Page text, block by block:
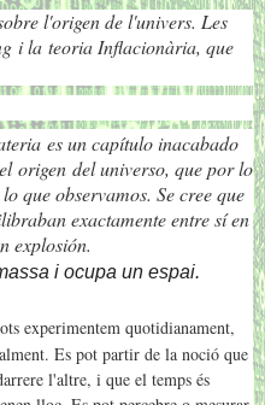
l'origen de l'univers. Les
i la teoria Inflacionària, que
es un capítulo inacabado
origen del universo, que por lo
que observamos. Se cree que
exactamente entre sí en
explosión.
i ocupa un espai.
experimentem quotidianament,
Es pot partir de la noció que
l'altre, i que el temps és